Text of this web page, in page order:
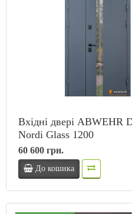
Вхідні двері ABWEHR
Nordi Glass 1200
60 600 грн.
До кошика